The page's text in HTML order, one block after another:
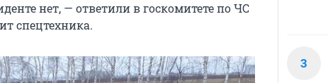
нет, — ответили в госкомитете по ЧС
спецтехника.
3